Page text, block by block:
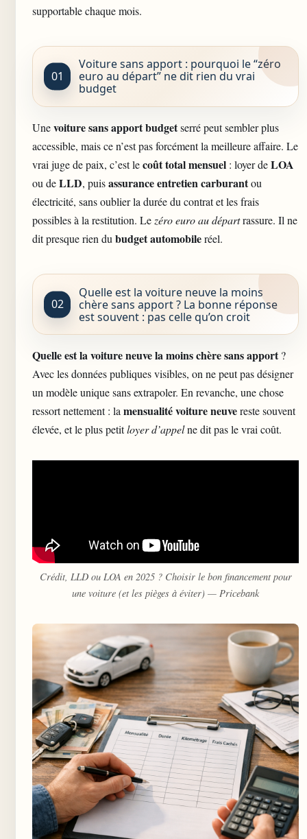
supportablechaque mois.
Voiture sans apport : pourquoi le “zéro
euro au départ” ne dit rien du vrai
budget
Unevoiture sans apport budgetserré peut sembler plus
accessible, mais ce n’est pas forcément la meilleure affaire. Le
vrai juge de paix, c’est lecoût total mensuel : loyer deLOA
ou deLLD, puisassurance entretien carburantou
électricité, sans oublier la durée du contrat et les frais
possibles à la restitution. Le zéro euro au départrassure. Il ne
dit presque rien du budget automobileréel.
Quelle est la voiture neuve la moins
chère sans apport ? La bonne réponse
est souvent : pas celle qu’on croit
Quelle est lavoiture neuvela moins chère sans apport?
Avec les données publiques visibles, on ne peut pas désigner
un modèle unique sans extrapoler. En revanche, une chose
ressort nettement : lamensualité voiture neuvereste souvent
élevée, et le plus petitloyer d’appelne dit pas le vrai coût.
Crédit, LLD ou LOA en 2025 ? Choisir le bon financement pour
une voiture (et les pièges à éviter) — Pricebank